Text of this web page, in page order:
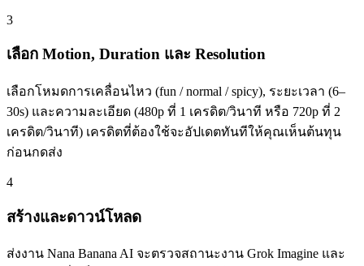
3
เลือก Motion, Duration และ Resolution
เลือกโหมดการเคลื่อนไหว (fun / normal / spicy), ระยะเวลา (6–
30s) และความละเอียด (480p ที่ 1 เครดิต/วินาที หรือ 720p ที่ 2
เครดิต/วินาที) เครดิตที่ต้องใช้จะอัปเดตทันทีให้คุณเห็นต้นทุน
ก่อนกดส่ง
4
สร้างและดาวน์โหลด
ส่งงาน Nana Banana AI จะตรวจสถานะงาน Grok Imagine และ